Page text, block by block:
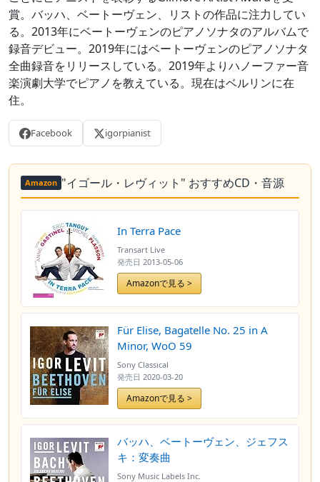
賞。バッハ、ベートーヴェン、リストの作品に注力してい
る。2013年にベートーヴェンのピアノソナタのアルバムで
録音デビュー。2019年にはベートーヴェンのピアノソナタ
全曲録音をリリースしている。2019年よりハノーファー音
楽演劇大学でピアノを教えている。現在はベルリンに在
住。
Facebook igorpianist
Amazon "イゴール・レヴィット" おすすめCD・音源
In Terra Pace
Transart Live
発売日 2013-05-06
Amazonで見る >
Für Elise, Bagatelle No. 25 in A
Minor, WoO 59
Sony Classical
発売日 2020-03-20
Amazonで見る >
バッハ、ベートーヴェン、ジェフス
キ：変奏曲
Sony Music Labels Inc.